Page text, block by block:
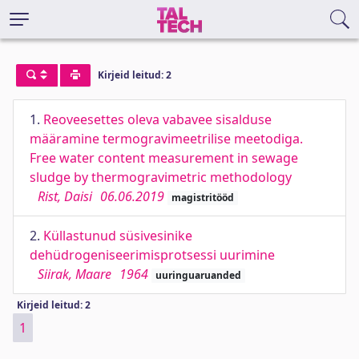
Kirjeid leitud: 2
1. Reoveesettes oleva vabavee sisalduse
määramine termogravimeetrilise meetodiga.
Free water content measurement in sewage
sludge by thermogravimetric methodology
Rist, Daisi 06.06.2019 magistritööd
2. Küllastunud süsivesinike
dehüdrogeniseerimisprotsessi uurimine
Siirak, Maare 1964 uuringuaruanded
Kirjeid leitud: 2
1